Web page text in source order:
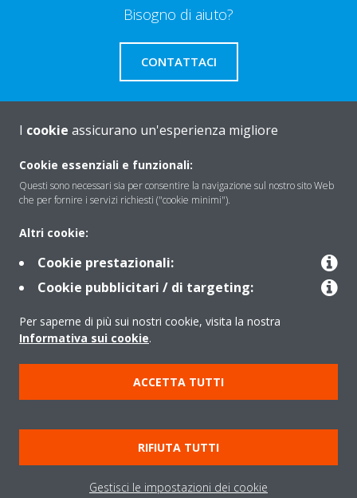
Bisogno di aiuto?
CONTATTACI
About Daikin
Products
Copyright © Daikin
Note legali
Informativa sui cookie
Informativa sulla privacy
Etica aziendale
Data Act
I cookie assicurano un'esperienza migliore
Cookie essenziali e funzionali:
Questi sono necessari sia per consentire la navigazione sul nostro sito Web
che per fornire i servizi richiesti ("cookie minimi").
Altri cookie:
Cookie prestazionali:
Cookie pubblicitari / di targeting:
Per saperne di più sui nostri cookie, visita la nostra
Informativa sui cookie.
ACCETTA TUTTI
RIFIUTA TUTTI
Gestisci le impostazioni dei cookie